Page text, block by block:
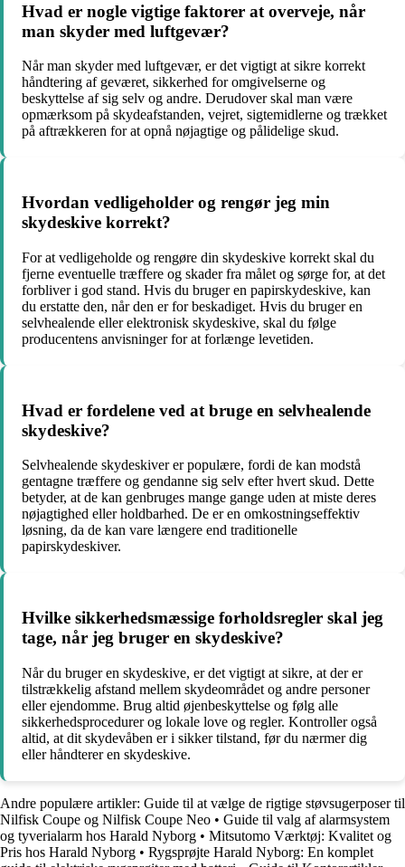
Hvad er nogle vigtige faktorer at overveje, når
man skyder med luftgevær?
Når man skyder med luftgevær, er det vigtigt at sikre korrekt
håndtering af geværet, sikkerhed for omgivelserne og
beskyttelse af sig selv og andre. Derudover skal man være
opmærksom på skydeafstanden, vejret, sigtemidlerne og trækket
på aftrækkeren for at opnå nøjagtige og pålidelige skud.
Hvordan vedligeholder og rengør jeg min
skydeskive korrekt?
For at vedligeholde og rengøre din skydeskive korrekt skal du
fjerne eventuelle træffere og skader fra målet og sørge for, at det
forbliver i god stand. Hvis du bruger en papirskydeskive, kan
du erstatte den, når den er for beskadiget. Hvis du bruger en
selvhealende eller elektronisk skydeskive, skal du følge
producentens anvisninger for at forlænge levetiden.
Hvad er fordelene ved at bruge en selvhealende
skydeskive?
Selvhealende skydeskiver er populære, fordi de kan modstå
gentagne træffere og gendanne sig selv efter hvert skud. Dette
betyder, at de kan genbruges mange gange uden at miste deres
nøjagtighed eller holdbarhed. De er en omkostningseffektiv
løsning, da de kan vare længere end traditionelle
papirskydeskiver.
Hvilke sikkerhedsmæssige forholdsregler skal jeg
tage, når jeg bruger en skydeskive?
Når du bruger en skydeskive, er det vigtigt at sikre, at der er
tilstrækkelig afstand mellem skydeområdet og andre personer
eller ejendomme. Brug altid øjenbeskyttelse og følg alle
sikkerhedsprocedurer og lokale love og regler. Kontroller også
altid, at dit skydevåben er i sikker tilstand, før du nærmer dig
eller håndterer en skydeskive.
Andre populære artikler: Guide til at vælge de rigtige støvsugerposer til
Nilfisk Coupe og Nilfisk Coupe Neo • Guide til valg af alarmsystem
og tyverialarm hos Harald Nyborg • Mitsutomo Værktøj: Kvalitet og
Pris hos Harald Nyborg • Rygsprøjte Harald Nyborg: En komplet